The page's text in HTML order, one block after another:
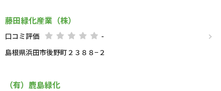
藤田緑化産業（株）
口コミ評価
-
島根県浜田市後野町２３８８−２
（有）鹿島緑化